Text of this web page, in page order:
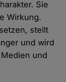
Sie
Wirkung.
stellt
und wird
und